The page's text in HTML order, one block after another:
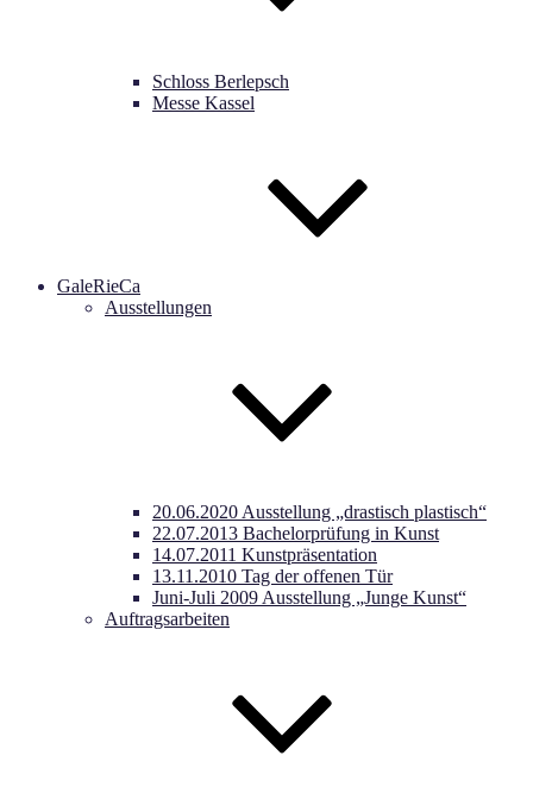
Schloss Berlepsch
Messe Kassel
GaleRieCa
Ausstellungen
20.06.2020 Ausstellung „drastisch plastisch“
22.07.2013 Bachelorprüfung in Kunst
14.07.2011 Kunstpräsentation
13.11.2010 Tag der offenen Tür
Juni-Juli 2009 Ausstellung „Junge Kunst“
Auftragsarbeiten